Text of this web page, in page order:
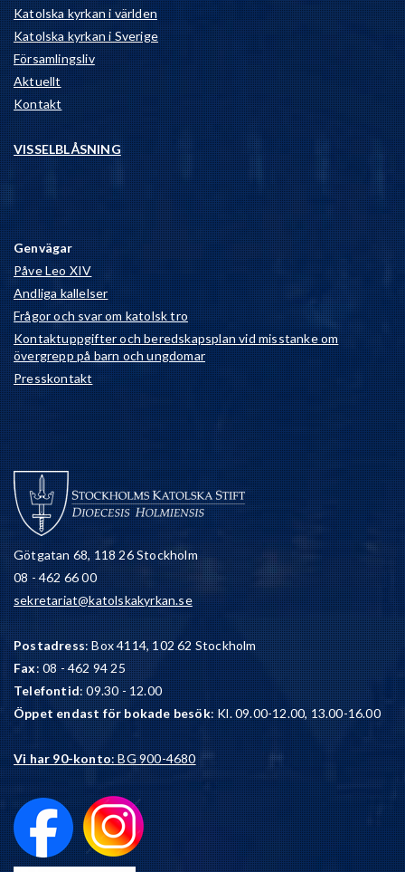
Katolska kyrkan i världen
Katolska kyrkan i Sverige
Församlingsliv
Aktuellt
Kontakt
VISSELBLÅSNING
Genvägar
Påve Leo XIV
Andliga kallelser
Frågor och svar om katolsk tro
Kontaktuppgifter och beredskapsplan vid misstanke om
övergrepp på barn och ungdomar
Presskontakt
Götgatan 68, 118 26 Stockholm
08 - 462 66 00
sekretariat@katolskakyrkan.se
Postadress: Box 4114, 102 62 Stockholm
Fax: 08 - 462 94 25
Telefontid: 09.30 - 12.00
Öppet endast för bokade besök: Kl. 09.00-12.00, 13.00-16.00
Vi har 90-konto: BG 900-4680